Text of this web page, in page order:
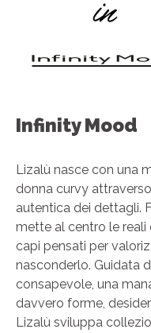
GIFT CARD
I NOSTRI SERVIZI
CONTATTI
Infinity Mood
Lizalù nasce con una
donna curvy
autentica dei dettagli.
mette al centro le reali
capi pensati per
nasconderlo. Guidata
consapevole, una
davvero forme,
Lizalù sviluppa